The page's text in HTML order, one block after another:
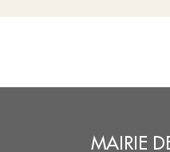
MAIRIE